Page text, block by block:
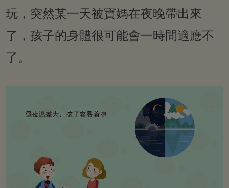
玩，突然某一天被寶媽在夜晚帶出來
了，孩子的身體很可能會一時間適應不
了。